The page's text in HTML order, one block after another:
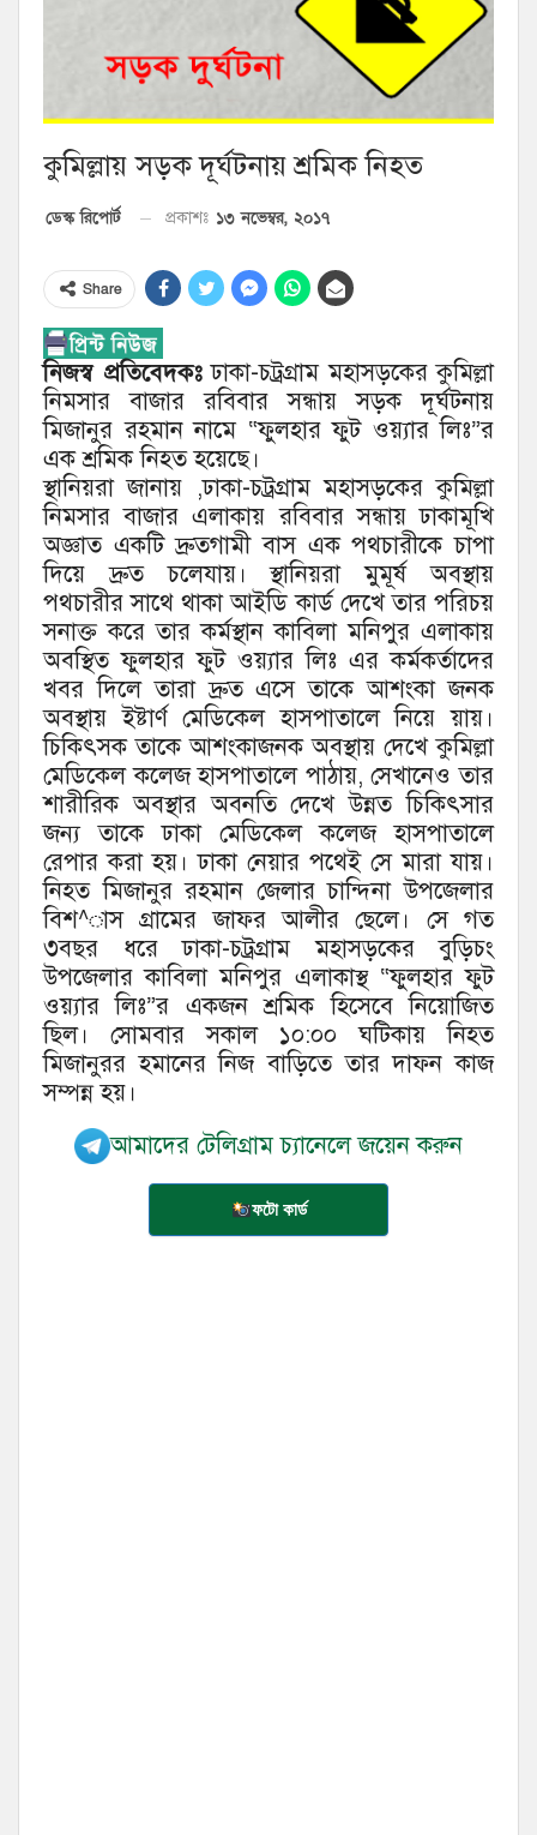
কুমিল্লায় সড়ক দূর্ঘটনায় শ্রমিক নিহত
ডেস্ক রিপোর্ট প্রকাশঃ ১৩ নভেম্বর, ২০১৭
Share
নিজস্ব প্রতিবেদকঃঢাকা-চট্রগ্রাম মহাসড়কের কুমিল্লা
নিমসার বাজার রবিবার সন্ধায় সড়ক দূর্ঘটনায়
মিজানুর রহমান নামে “ফুলহার ফুট ওয়্যার লিঃ”র
এক শ্রমিক নিহত হয়েছে।
স্থানিয়রা জানায় ,ঢাকা-চট্রগ্রাম মহাসড়কের কুমিল্লা
নিমসার বাজার এলাকায় রবিবার সন্ধায় ঢাকামূখি
অজ্ঞাত একটি দ্রুতগামী বাস এক পথচারীকে চাপা
দিয়ে দ্রুত চলেযায়। স্থানিয়রা মুমূর্ষ অবস্থায়
পথচারীর সাথে থাকা আইডি কার্ড দেখে তার পরিচয়
সনাক্ত করে তার কর্মস্থান কাবিলা মনিপুর এলাকায়
অবস্থিত ফুলহার ফুট ওয়্যার লিঃ এর কর্মকর্তাদের
খবর দিলে তারা দ্রুত এসে তাকে আশংকা জনক
অবস্থায় ইষ্টার্ণ মেডিকেল হাসপাতালে নিয়ে য়ায়।
চিকিৎসক তাকে আশংকাজনক অবস্থায় দেখে কুমিল্লা
মেডিকেল কলেজ হাসপাতালে পাঠায়, সেখানেও তার
শারীরিক অবস্থার অবনতি দেখে উন্নত চিকিৎসার
জন্য তাকে ঢাকা মেডিকেল কলেজ হাসপাতালে
রেপার করা হয়। ঢাকা নেয়ার পথেই সে মারা যায়।
নিহত মিজানুর রহমান জেলার চান্দিনা উপজেলার
বিশ^াস গ্রামের জাফর আলীর ছেলে। সে গত
৩বছর ধরে ঢাকা-চট্রগ্রাম মহাসড়কের বুড়িচং
উপজেলার কাবিলা মনিপুর এলাকাস্থ “ফুলহার ফুট
ওয়্যার লিঃ”র একজন শ্রমিক হিসেবে নিয়োজিত
ছিল। সোমবার সকাল ১০:০০ ঘটিকায় নিহত
মিজানুরর হমানের নিজ বাড়িতে তার দাফন কাজ
সম্পন্ন হয়।
আমাদের টেলিগ্রাম চ্যানেলে জয়েন করুন
ফটো কার্ড